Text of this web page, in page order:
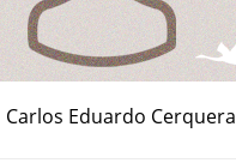
Carlos Eduardo Cerquera